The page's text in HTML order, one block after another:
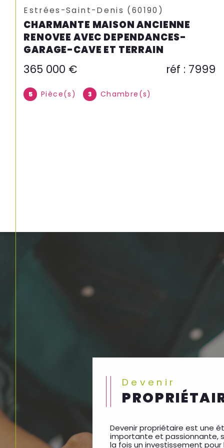
Pont-Sainte-Maxence (60700)
MAISON ANCIENNE RIVE GAUCHE
157 000 € réf : 8004
6 Pièce(s)
importante et passionnante,
la fois un investissement pour
l'accomplissement d'un rêve